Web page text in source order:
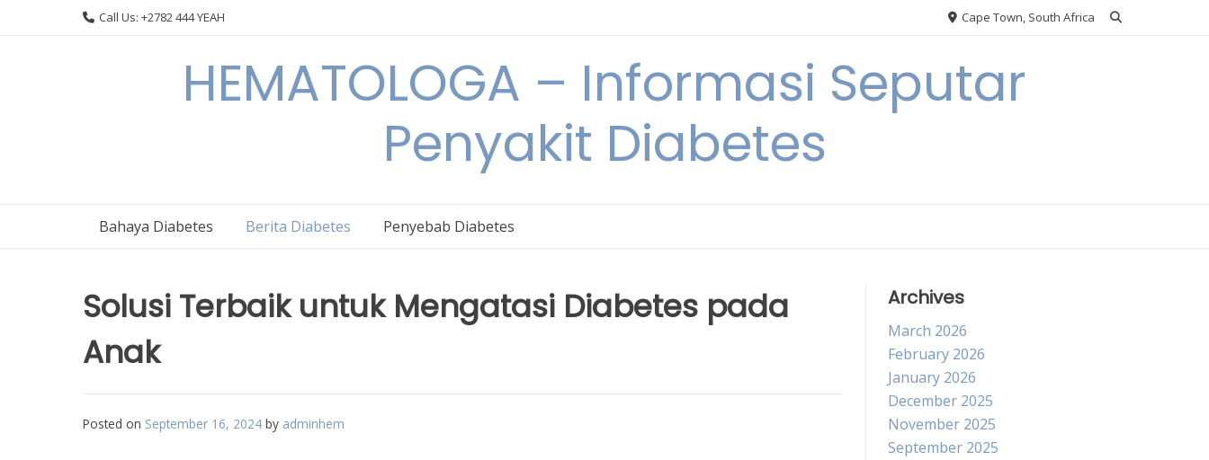
Call Us: +2782 444 YEAH Cape Town, South Africa
HEMATOLOGA – Informasi Seputar
Penyakit Diabetes
Bahaya Diabetes Berita Diabetes Penyebab Diabetes
Solusi Terbaik untuk Mengatasi Diabetes pada
Anak
Posted on September 16, 2024 by adminhem
Archives
March 2026
February 2026
January 2026
December 2025
November 2025
September 2025